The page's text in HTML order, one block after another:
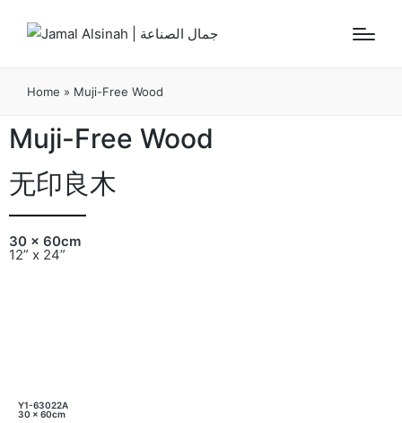
Home » Muji-Free Wood
Muji-Free Wood
无印良木
30 x 60cm
12” x 24”
Y1-63022A
30 x 60cm